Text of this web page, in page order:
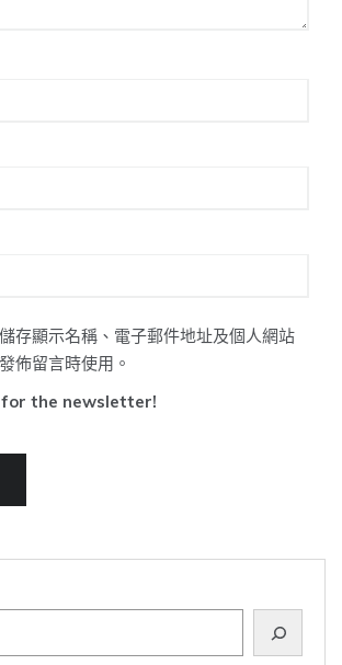
存顯示名稱、電子郵件地址及個人網站
佈留言時使用。
for the newsletter!